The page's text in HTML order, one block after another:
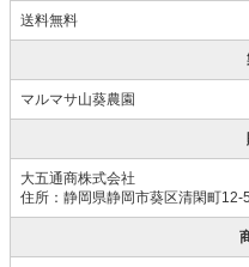
送料無料
マルマサ山葵農園
大五通商株式会社
住所：静岡県静岡市葵区清閑町12-5